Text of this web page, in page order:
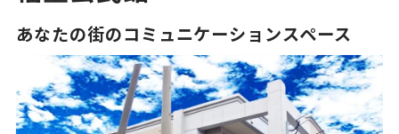
あなたの街のコミュニケーションスペース